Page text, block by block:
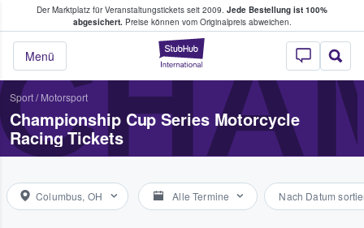
Der Marktplatz für Veranstaltungstickets seit 2009. Jede Bestellung ist 100%
abgesichert.Preise können vom Originalpreis abweichen.
StubHub - Wo
Menü
Tickets kaufen & verkaufen
Sport/ Motorsport
Championship Cup Series Motorcycle
Racing Tickets
Columbus, OH Alle Termine Nach Datum